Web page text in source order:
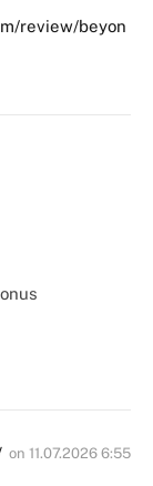
review/beyon
on 11.07.2026 6:55